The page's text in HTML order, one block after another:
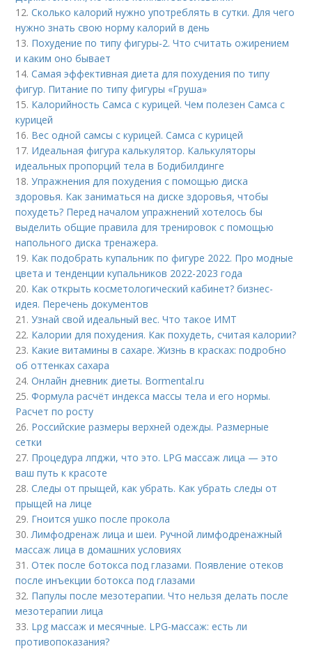
12.Сколько калорий нужно употреблять в сутки. Для чего
нужно знать свою норму калорий в день
13. Похудение по типу фигуры-2. Что считать ожирением
и каким оно бывает
14.Самая эффективная диета для похудения по типу
фигур. Питание по типу фигуры «Груша»
15. Калорийность Самса с курицей. Чем полезен Самса с
курицей
16. Вес одной самсы с курицей. Самса с курицей
17. Идеальная фигура калькулятор. Калькуляторы
идеальных пропорций тела в Бодибилдинге
18.Упражнения для похудения с помощью диска
здоровья. Как заниматься на диске здоровья, чтобы
похудеть? Перед началом упражнений хотелось бы
выделить общие правила для тренировок с помощью
напольного диска тренажера.
19. Как подобрать купальник по фигуре 2022. Про модные
цвета и тенденции купальников 2022-2023 года
20. Как открыть косметологический кабинет? бизнес-
идея. Перечень документов
21.Узнай свой идеальный вес. Что такое ИМТ
22. Калории для похудения. Как похудеть, считая калории?
23. Какие витамины в сахаре. Жизнь в красках: подробно
об оттенках сахара
24.Онлайн дневник диеты. Bormental.ru
25.Формула расчёт индекса массы тела и его нормы.
Расчет по росту
26. Российские размеры верхней одежды. Размерные
сетки
27. Процедура лпджи, что это. LPG массаж лица — это
ваш путь к красоте
28.Следы от прыщей, как убрать. Как убрать следы от
прыщей на лице
29. Гноится ушко после прокола
30.Лимфодренаж лица и шеи. Ручной лимфодренажный
массаж лица в домашних условиях
31.Отек после ботокса под глазами. Появление отеков
после инъекции ботокса под глазами
32. Папулы после мезотерапии. Что нельзя делать после
мезотерапии лица
33. Lpg массаж и месячные. LPG-массаж: есть ли
противопоказания?